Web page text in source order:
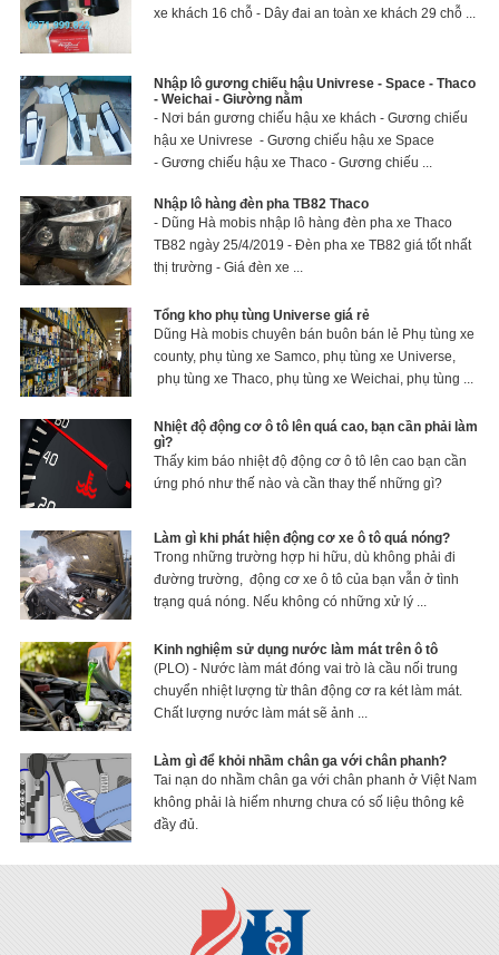
xe khách 16 chỗ - Dây đai an toàn xe khách 29 chỗ ...
Nhập lô gương chiếu hậu Univrese - Space - Thaco
- Weichai - Giường nằm
- Nơi bán gương chiếu hậu xe khách - Gương chiếu
hậu xe Univrese - Gương chiếu hậu xe Space
- Gương chiếu hậu xe Thaco - Gương chiếu ...
Nhập lô hàng đèn pha TB82 Thaco
- Dũng Hà mobis nhập lô hàng đèn pha xe Thaco
TB82 ngày 25/4/2019 - Đèn pha xe TB82 giá tốt nhất
thị trường - Giá đèn xe ...
Tổng kho phụ tùng Universe giá rẻ
Dũng Hà mobis chuyên bán buôn bán lẻ Phụ tùng xe
county, phụ tùng xe Samco, phụ tùng xe Universe,
phụ tùng xe Thaco, phụ tùng xe Weichai, phụ tùng ...
Nhiệt độ động cơ ô tô lên quá cao, bạn cần phải làm
gì?
Thấy kim báo nhiệt độ động cơ ô tô lên cao bạn cần
ứng phó như thế nào và cần thay thế những gì?
Làm gì khi phát hiện động cơ xe ô tô quá nóng?
Trong những trường hợp hi hữu, dù không phải đi
đường trường, động cơ xe ô tô của bạn vẫn ở tình
trạng quá nóng. Nếu không có những xử lý ...
Kinh nghiệm sử dụng nước làm mát trên ô tô
(PLO) - Nước làm mát đóng vai trò là cầu nối trung
chuyển nhiệt lượng từ thân động cơ ra két làm mát.
Chất lượng nước làm mát sẽ ảnh ...
Làm gì để khỏi nhầm chân ga với chân phanh?
Tai nạn do nhầm chân ga với chân phanh ở Việt Nam
không phải là hiếm nhưng chưa có số liệu thông kê
đầy đủ.